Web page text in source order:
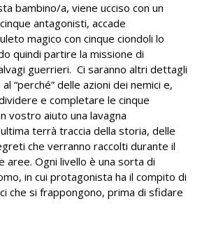
bambino/a, viene ucciso con un
antagonisti, accade
magico con cinque ciondoli lo
quindi partire la missione di
guerrieri. Ci saranno altri dettagli
“perché” delle azioni dei nemici e,
e completare le cinque
vostro aiuto una lavagna
terrà traccia della storia, delle
che verranno raccolti durante il
aree. Ogni livello è una sorta di
in cui protagonista ha il compito di
che si frappongono, prima di sfidare